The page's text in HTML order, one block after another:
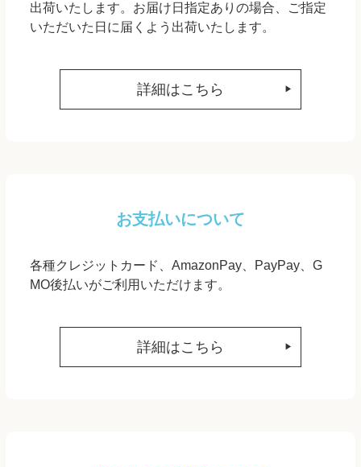
出荷いたします。お届け日指定ありの場合、ご指定
いただいた日に届くよう出荷いたします。
詳細はこちら
お支払いについて
各種クレジットカード、AmazonPay、PayPay、G
MO後払いがご利用いただけます。
詳細はこちら